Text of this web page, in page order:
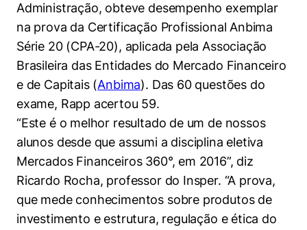
Engenharia Mecatrônica
Finanças
Negócios
Políticas Públicas
Sustentabilidade
Tecnologia e Dados
Administração, obteve desempenho exemplar
na prova da Certificação Profissional Anbima
Série 20 (CPA-20), aplicada pela Associação
Brasileira das Entidades do Mercado Financeiro
e de Capitais (Anbima). Das 60 questões do
exame, Rapp acertou 59.
“Este é o melhor resultado de um de nossos
alunos desde que assumi a disciplina eletiva
Mercados Financeiros 360°, em 2016”, diz
Ricardo Rocha, professor do Insper. “A prova,
que mede conhecimentos sobre produtos de
investimento e estrutura, regulação e ética do